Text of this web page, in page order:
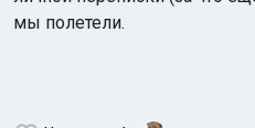
мы полетели.